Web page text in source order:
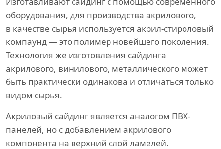
оборудования, для производства акрилового,
в качестве сырья используется акрил-стироловый
компаунд — это полимер новейшего поколения.
Технология же изготовления сайдинга
акрилового, винилового, металлического может
быть практически одинакова и отличаться только
видом сырья.
Акриловый сайдинг является аналогом ПВХ-
панелей, но с добавлением акрилового
компонента на верхний слой ламелей.